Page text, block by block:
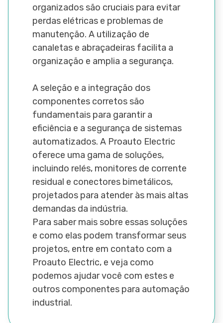
organizados são cruciais para evitar
perdas elétricas e problemas de
manutenção. A utilização de
canaletas e abraçadeiras facilita a
organização e amplia a segurança.
A seleção e a integração dos
componentes corretos são
fundamentais para garantir a
eficiência e a segurança de sistemas
automatizados. A Proauto Electric
oferece uma gama de soluções,
incluindo relés, monitores de corrente
residual e conectores bimetálicos,
projetados para atender às mais altas
demandas da indústria.
Para saber mais sobre essas soluções
e como elas podem transformar seus
projetos, entre em contato com a
Proauto Electric, e veja como
podemos ajudar você com estes e
outros componentes para automação
industrial.